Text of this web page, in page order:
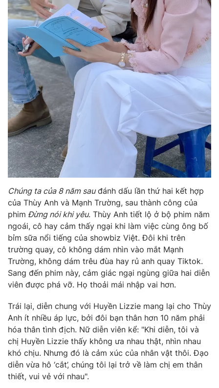
Chúng ta của 8 năm sauđánh dấu lần thứ hai kết hợp
của Thùy Anh và Mạnh Trường, sau thành công của
phim Đừng nói khi yêu. Thùy Anh tiết lộ ở bộ phim năm
ngoái, cô hay cảm thấy ngại khi làm việc cùng ông bố
bỉm sữa nổi tiếng của showbiz Việt. Đôi khi trên
trường quay, cô không dám nhìn vào mắt Mạnh
Trường, không dám trêu đùa hay rủ anh quay Tiktok.
Sang đến phim này, cảm giác ngại ngùng giữa hai diễn
viên được phá vỡ. Họ thoải mái nhập vai hơn.
Trái lại, diễn chung với Huyền Lizzie mang lại cho Thùy
Anh ít nhiều áp lực, bởi đôi bạn thân hơn 10 năm phải
hóa thân tình địch. Nữ diễn viên kể: "Khi diễn, tôi và
chị Huyền Lizzie thấy không ưa nhau thật, nhìn nhau
khó chịu. Nhưng đó là cảm xúc của nhân vật thôi. Đạo
diễn vừa hô ‘cắt’, chúng tôi lại trở về làm chị em thân
thiết, vui vẻ với nhau".